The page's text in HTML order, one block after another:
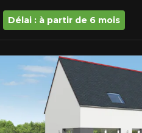
Délai : à partir de 6 mois